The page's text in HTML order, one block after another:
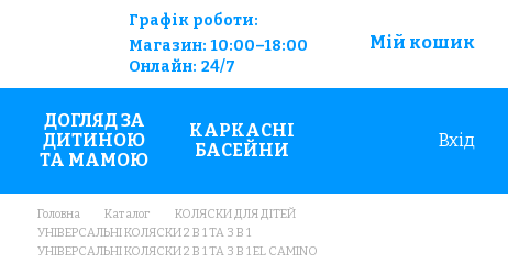
Графік роботи:
Магазин: 10:00–18:00
Онлайн: 24/7
Мій кошик
ДОГЛЯД ЗА
ДИТИНОЮ
ТА МАМОЮ
КАРКАСНІ
БАСЕЙНИ
Вхід
Головна Каталог
КОЛЯСКИ ДЛЯ ДІТЕЙ
УНІВЕРСАЛЬНІ КОЛЯСКИ 2 В 1 ТА 3 В 1
УНІВЕРСАЛЬНІ КОЛЯСКИ 2 В 1 ТА 3 В 1 EL CAMINO